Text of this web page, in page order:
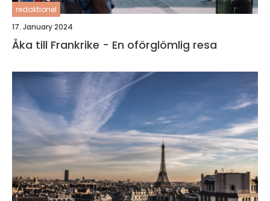
redaktionel
17. January 2024
Åka till Frankrike - En oförglömlig resa